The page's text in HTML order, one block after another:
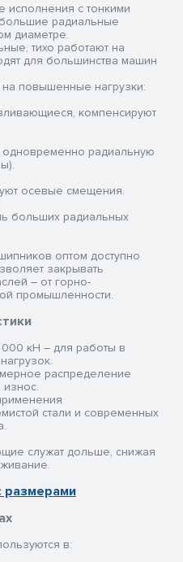
исполнения с тонкими
радиальные
диаметре.
тихо работают на
для большинства машин
повышенные нагрузки:
компенсируют
радиальную
осевые смещения.
больших радиальных
оптом доступно
закрывать
– от горно-
промышленности.
000 кН – для работы в
распределение
стали и современных
служат дольше, снижая
размерами
в: